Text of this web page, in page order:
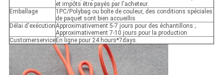
et impôts être payés par l'acheteur.
Emballage
1PC/Polybag ou boîte de couleur, des conditions spéciales
de paquet sont bien accueillis
Délai d'exécutionApproximativement 5-7 jours pour des échantillons ;
Approximativement 7-10 jours pour la production
Customerservice En ligne pour 24 hours*7days.